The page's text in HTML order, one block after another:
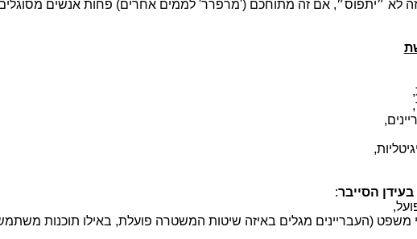
לא ״יתפוס״, אם זה מתוחכם ('מרפרר' לממים אחרים) פחות אנשים מסוגלים
הסייבר:
(העבריינים מגלים באיזה שיטות המשטרה פועלת, באילו תוכנות